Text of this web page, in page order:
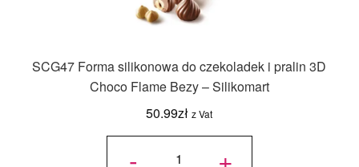
SCG47 Forma silikonowa do czekoladek i pralin 3D
Choco Flame Bezy – Silikomart
50.99zł z Vat
-
ilość
silikonowa +